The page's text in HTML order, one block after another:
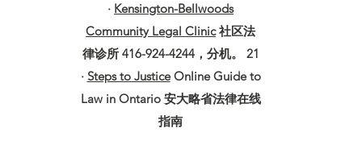
· Kensington-Bellwoods
Community Legal Clinic社区法
律诊所 416-924-4244，分机。 21
· Steps to JusticeOnline Guide to
Law in Ontario 安大略省法律在线
指南